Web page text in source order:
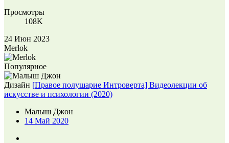
Просмотры
108K
24 Июн 2023
Merlok
Популярное
Дизайн [Правое полушарие Интроверта] Видеолекции об
искусстве и психологии (2020)
Малыш Джон
14 Май 2020